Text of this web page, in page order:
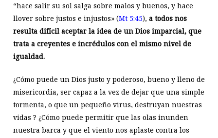
“hace salir su sol salga sobre malos y buenos, y hace
llover sobre justos e injustos» (Mt 5:45), a todos nos
resulta difícil aceptar la idea de un Dios imparcial, que
trata a creyentes e incrédulos con el mismo nivel de
igualdad.
¿Cómo puede un Dios justo y poderoso, bueno y lleno de
misericordia, ser capaz a la vez de dejar que una simple
tormenta, o que un pequeño virus, destruyan nuestras
vidas ? ¿Cómo puede permitir que las olas inunden
nuestra barca y que el viento nos aplaste contra los